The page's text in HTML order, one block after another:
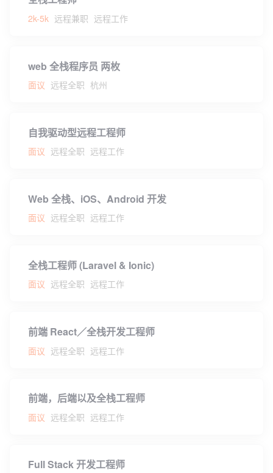
2k-5k 远程兼职 远程工作
web 全栈程序员 两枚
面议 远程全职 杭州
自我驱动型远程工程师
面议 远程全职 远程工作
Web 全栈、iOS、Android 开发
面议 远程全职 远程工作
全栈工程师 (Laravel & Ionic)
面议 远程全职 远程工作
前端 React／全栈开发工程师
面议 远程全职 远程工作
前端，后端以及全栈工程师
面议 远程全职 远程工作
Full Stack 开发工程师